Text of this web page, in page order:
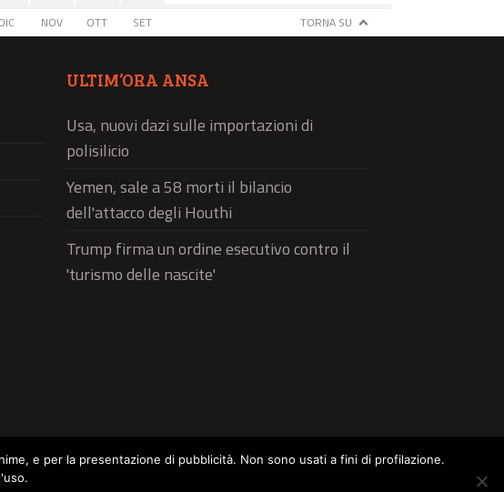
DIC NOV OTT SET TORNA SU
ULTIM’ORA ANSA
Usa, nuovi dazi sulle importazioni di
polisilicio
Yemen, sale a 58 morti il bilancio
dell'attacco degli Houthi
Trump firma un ordine esecutivo contro il
'turismo delle nascite'
e per la presentazione di pubblicità. Non sono usati a fini di profilazione.